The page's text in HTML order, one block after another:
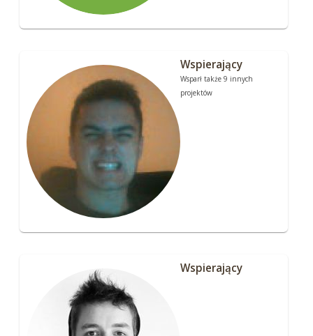
Wspierający
Wsparł także 9 innych
projektów
Wspierający